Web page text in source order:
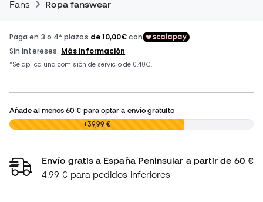
Fans Ropa fanswear
Añade al menos60 € para optar a envío gratuito
0,00 € +39,99 €
Envío gratis a España Peninsular a partir de 60 €
4,99 € para pedidos inferiores